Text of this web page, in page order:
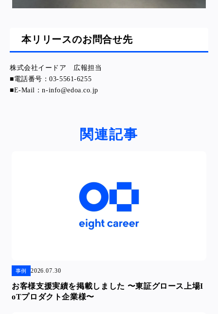
本リリースのお問合せ先
株式会社イードア 広報担当
■電話番号：03-5561-6255
■E-Mail：n-info@edoa.co.jp
関連記事
事例 2026.07.30
お客様支援実績を掲載しました 〜東証グロース上場I
oTプロダクト企業様〜